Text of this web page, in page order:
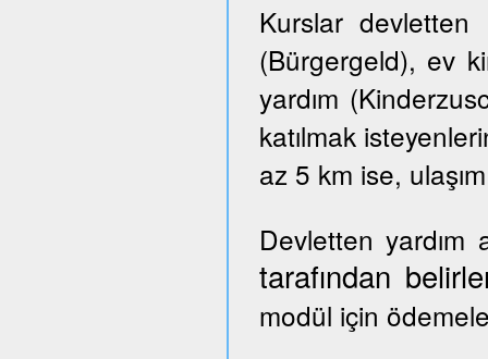
Kurslar
(Bürgergeld), ev
yardım
katılmak
az 5 km ise,
Devletten
tarafından
modül için